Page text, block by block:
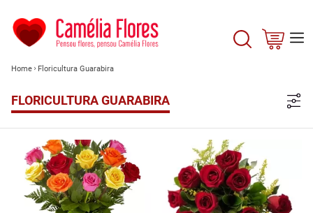
Home Floricultura Guarabira
FLORICULTURA GUARABIRA